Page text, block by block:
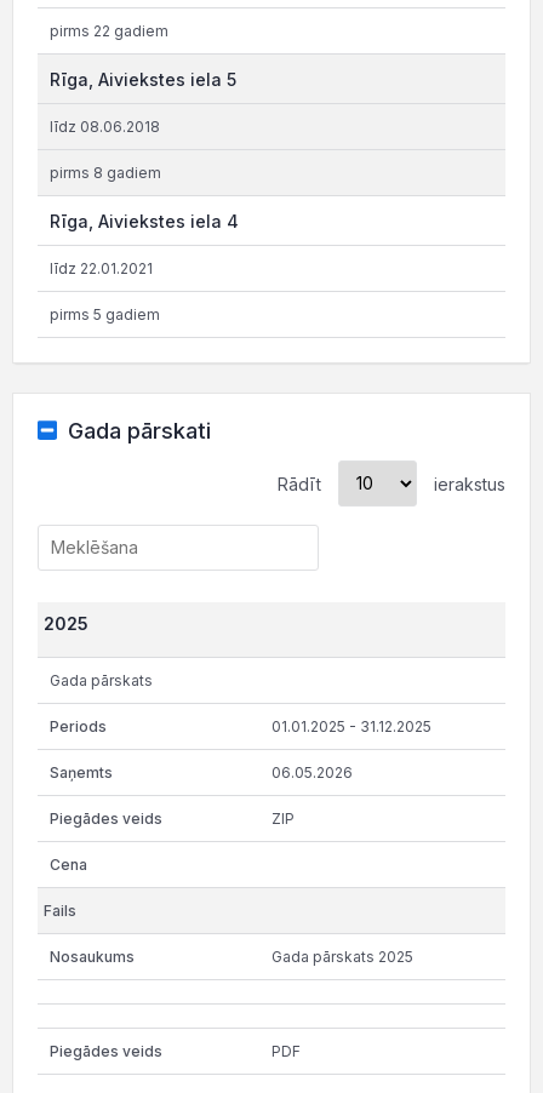
pirms 22 gadiem
Rīga, Aiviekstes iela 5
līdz 08.06.2018
pirms 8 gadiem
Rīga, Aiviekstes iela 4
līdz 22.01.2021
pirms 5 gadiem
Gada pārskati
Rādīt ierakstus
2025
Gada pārskats
01.01.2025 - 31.12.2025
06.05.2026
ZIP
Gada pārskats 2025
PDF